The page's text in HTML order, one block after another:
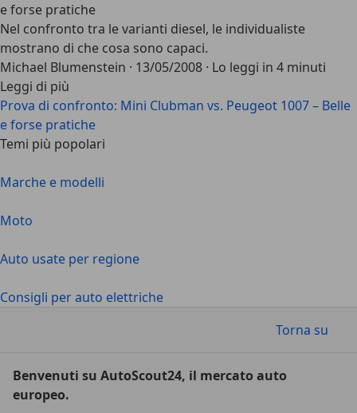
e forse pratiche
Nel confronto tra le varianti diesel, le individualiste
mostrano di che cosa sono capaci.
Michael Blumenstein · 13/05/2008 · Lo leggi in 4 minuti
Leggi di più
Prova di confronto: Mini Clubman vs. Peugeot 1007 – Belle
e forse pratiche
Temi più popolari
Marche e modelli
Moto
Auto usate per regione
Consigli per auto elettriche
Torna su
Benvenuti su AutoScout24, il mercato auto
europeo.